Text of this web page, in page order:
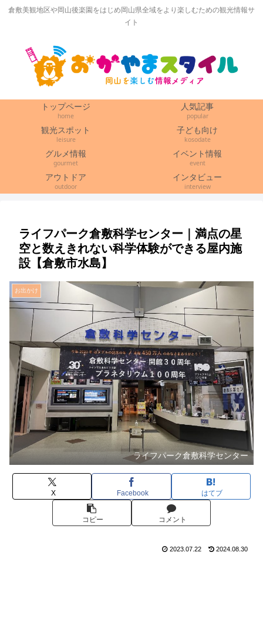
倉敷美観地区や岡山後楽園をはじめ岡山県全域をより楽しむための観光情報サ
イト
トップページ
home
人気記事
popular
観光スポット
leisure
子ども向け
kosodate
グルメ情報
gourmet
イベント情報
event
アウトドア
outdoor
インタビュー
interview
ライフパーク倉敷科学センター｜満点の星
空と数えきれない科学体験ができる屋内施
設【倉敷市水島】
お出かけ
ライフパーク倉敷科学センター
X Facebook はてブ
コピー コメント
2023.07.22 2024.08.30